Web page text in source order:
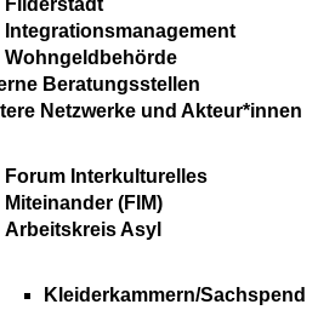
Filderstadt
Integrationsmanagement
Wohngeldbehörde
Beratungsstellen
Netzwerke und Akteur*innen
Forum Interkulturelles
Miteinander (FIM)
Arbeitskreis Asyl
Kleiderkammern/Sachspend